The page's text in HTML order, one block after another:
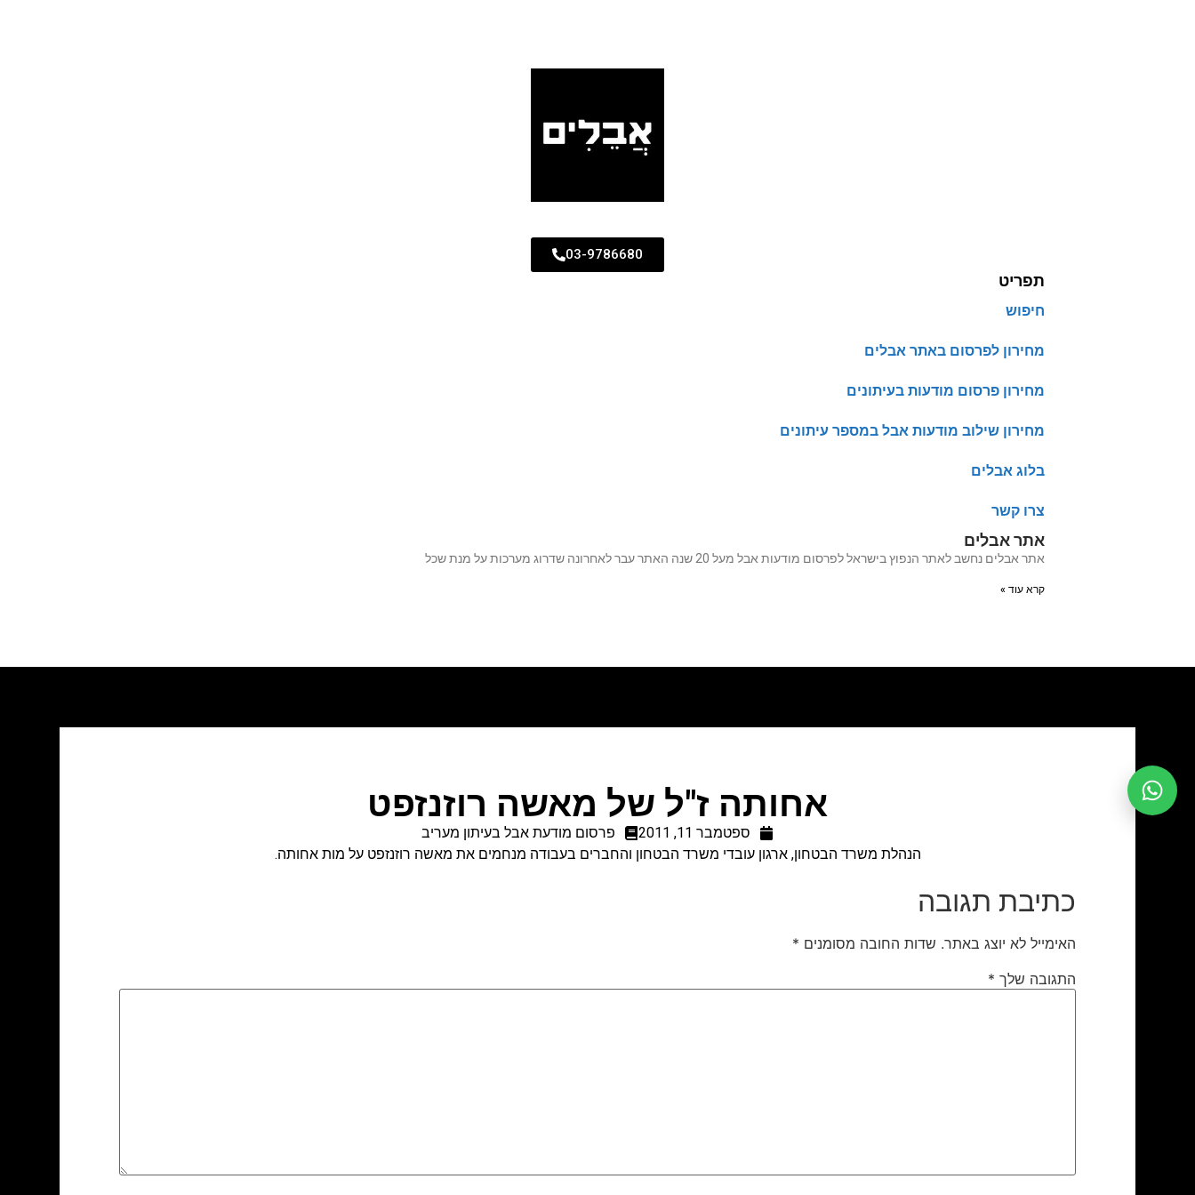
03-9786680
תפריט
חיפוש
מחירון לפרסום באתר אבלים
מחירון פרסום מודעות בעיתונים
מחירון שילוב מודעות אבל במספר עיתונים
בלוג אבלים
צרו קשר
אתר אבלים
אתר אבלים נחשב לאתר הנפוץ בישראל לפרסום מודעות אבל מעל 20 שנה האתר עבר לאחרונה שדרוג מערכות על מנת שכל
קרא עוד »
אחותה ז"ל של מאשה רוזנזפט
ספטמבר 11, 2011
פרסום מודעת אבל בעיתון מעריב
הנהלת משרד הבטחון, ארגון עובדי משרד הבטחון והחברים בעבודה מנחמים את מאשה רוזנזפט על מות אחותה.
כתיבת תגובה
האימייל לא יוצג באתר. שדות החובה מסומנים *
התגובה שלך *